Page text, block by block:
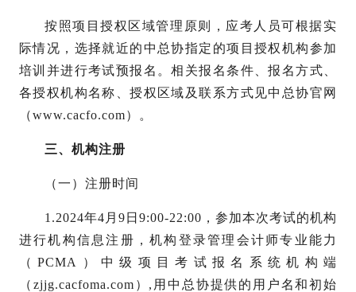
按照项目授权区域管理原则，应考人员可根据实
际情况，选择就近的中总协指定的项目授权机构参加
培训并进行考试预报名。相关报名条件、报名方式、
各授权机构名称、授权区域及联系方式见中总协官网
（www.cacfo.com）。
三、机构注册
（一）注册时间
1.2024年4月9日9:00-22:00，参加本次考试的机构
进行机构信息注册，机构登录管理会计师专业能力
（PCMA）中级项目考试报名系统机构端
（zjjg.cacfoma.com）,用中总协提供的用户名和初始